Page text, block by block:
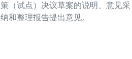
策（试点）决议草案的说明、意见采
纳和整理报告提出意见。